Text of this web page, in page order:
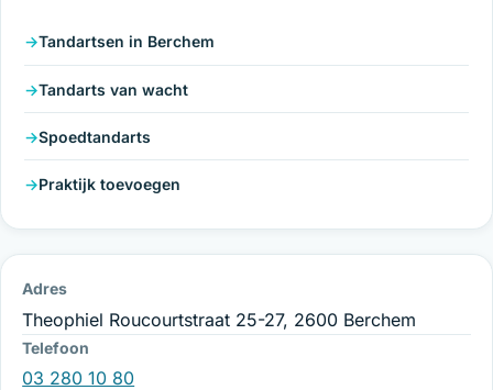
Tandartsen in Berchem
Tandarts van wacht
Spoedtandarts
Praktijk toevoegen
Adres
Theophiel Roucourtstraat 25-27, 2600 Berchem
Telefoon
03 280 10 80